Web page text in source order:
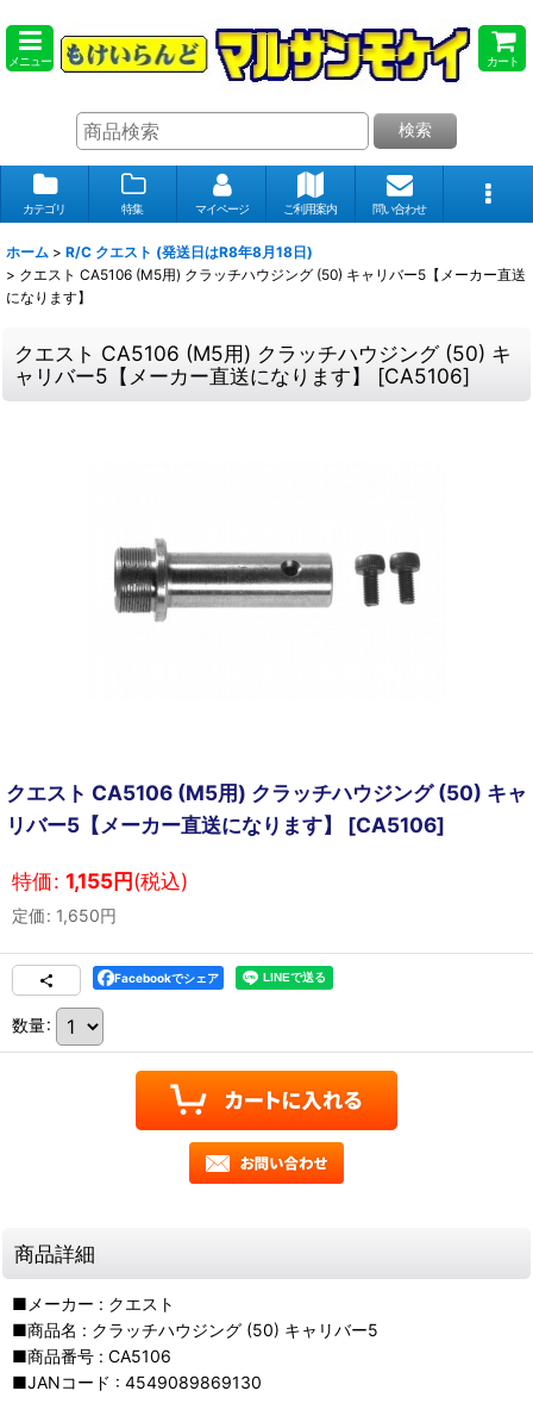
メニュー カート
検索
カテゴリ 特集 マイページ ご利用案内 問い合わせ
ホーム > R/C クエスト (発送日はR8年8月18日)
> クエスト CA5106 (M5用) クラッチハウジング (50) キャリバー5【メーカー直送
になります】
クエスト CA5106 (M5用) クラッチハウジング (50) キ
ャリバー5【メーカー直送になります】 [CA5106]
クエスト CA5106 (M5用) クラッチハウジング (50) キャ
リバー5【メーカー直送になります】 [CA5106]
特価: 1,155円(税込)
定価: 1,650円
Facebookでシェア
数量:
商品詳細
■メーカー : クエスト
■商品名 : クラッチハウジング (50) キャリバー5
■商品番号 : CA5106
■JANコード : 4549089869130